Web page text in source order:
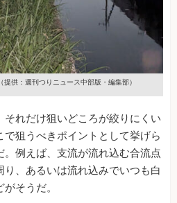
（提供：週刊つりニュース中部版・編集部）
それだけ狙いどころが絞りにくい
で狙うべきポイントとして挙げら
。例えば、支流が流れ込む合流点
、あるいは流れ込みでいつも白
そうだ。